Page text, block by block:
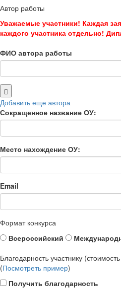
Автор работы
Уважаемые участники! Каждая
каждого участника отдельно!
ФИО автора работы
Добавить еще автора
Сокращенное название ОУ:
Место нахождение ОУ:
Email
Формат конкурса
Всероссийский
Благодарность участнику
(Посмотреть пример)
Получить благодарность